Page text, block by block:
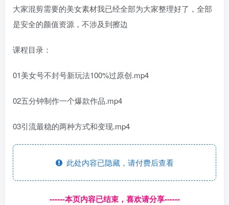
大家混剪需要的美女素材我已经全部为大家整理好了，全部
是安全的颜值资源，不涉及到擦边
课程目录：
01美女号不封号新玩法100%过原创.mp4
02五分钟制作一个爆款作品.mp4
03引流最稳的两种方式和变现.mp4
此处内容已隐藏，请付费后查看
------本页内容已结束，喜欢请分享------